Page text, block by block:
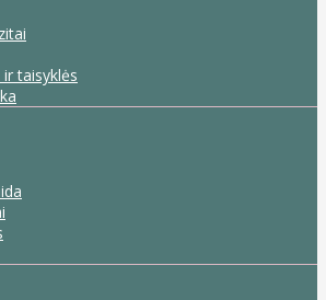
taisyklės